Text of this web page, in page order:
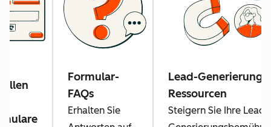
Formular-
FAQs
Erhalten Sie
Lead-Generierungs-
Ressourcen
Steigern Sie Ihre Lead-